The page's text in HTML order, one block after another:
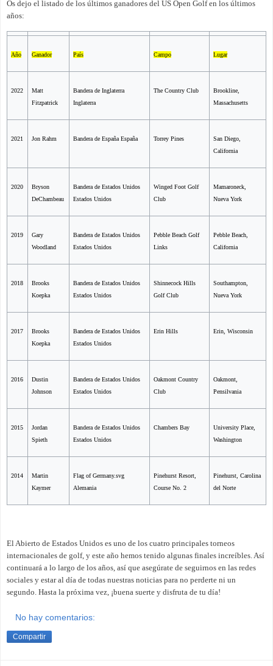
Os dejo el listado de los últimos ganadores del US Open Golf en los últimos
años:
Año Ganador País Campo Lugar
2022
Matt
Fitzpatrick
Bandera de Inglaterra
Inglaterra
The Country Club
Brookline,
Massachusetts
2021 Jon Rahm Bandera de España España Torrey Pines
San Diego,
California
2020
Bryson
DeChambeau
Bandera de Estados Unidos
Estados Unidos
Winged Foot Golf
Club
Mamaroneck,
Nueva York
2019
Gary
Woodland
Bandera de Estados Unidos
Estados Unidos
Pebble Beach Golf
Links
Pebble Beach,
California
2018
Brooks
Koepka
Bandera de Estados Unidos
Estados Unidos
Shinnecock Hills
Golf Club
Southampton,
Nueva York
2017
Brooks
Koepka
Bandera de Estados Unidos
Estados Unidos
Erin Hills Erin, Wisconsin
2016
Dustin
Johnson
Bandera de Estados Unidos
Estados Unidos
Oakmont Country
Club
Oakmont,
Pensilvania
2015
Jordan
Spieth
Bandera de Estados Unidos
Estados Unidos
Chambers Bay
University Place,
Washington
2014
Martin
Kaymer
Flag of Germany.svg
Alemania
Pinehurst Resort,
Course No. 2
Pinehurst, Carolina
del Norte
El Abierto de Estados Unidos es uno de los cuatro principales torneos
internacionales de golf, y este año hemos tenido algunas finales increíbles. Así
continuará a lo largo de los años, así que asegúrate de seguirnos en las redes
sociales y estar al día de todas nuestras noticias para no perderte ni un
segundo. Hasta la próxima vez, ¡buena suerte y disfruta de tu día!
No hay comentarios:
Compartir